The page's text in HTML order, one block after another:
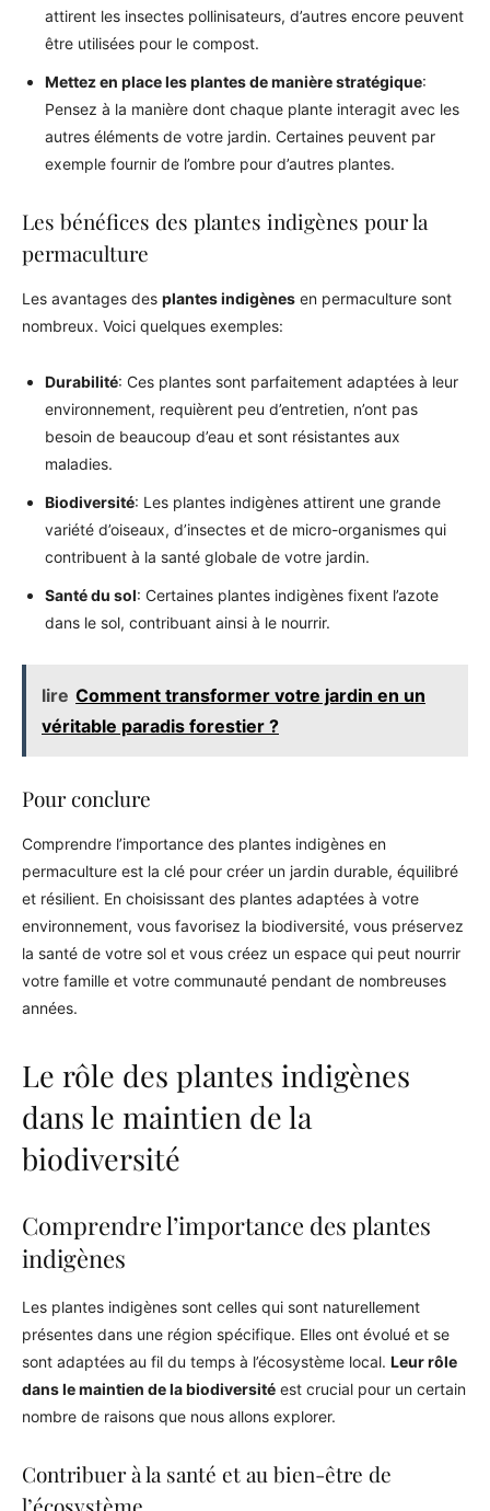
attirent les insectes pollinisateurs, d’autres encore peuvent
être utilisées pour le compost.
Mettez en place les plantes de manière stratégique:
Pensez à la manière dont chaque plante interagit avec les
autres éléments de votre jardin. Certaines peuvent par
exemple fournir de l’ombre pour d’autres plantes.
Les bénéfices des plantes indigènes pour la
permaculture
Les avantages des plantes indigènes en permaculture sont
nombreux. Voici quelques exemples:
Durabilité: Ces plantes sont parfaitement adaptées à leur
environnement, requièrent peu d’entretien, n’ont pas
besoin de beaucoup d’eau et sont résistantes aux
maladies.
Biodiversité: Les plantes indigènes attirent une grande
variété d’oiseaux, d’insectes et de micro-organismes qui
contribuent à la santé globale de votre jardin.
Santé du sol: Certaines plantes indigènes fixent l’azote
dans le sol, contribuant ainsi à le nourrir.
lire Comment transformer votre jardin en un
véritable paradis forestier ?
Pour conclure
Comprendre l’importance des plantes indigènes en
permaculture est la clé pour créer un jardin durable, équilibré
et résilient. En choisissant des plantes adaptées à votre
environnement, vous favorisez la biodiversité, vous préservez
la santé de votre sol et vous créez un espace qui peut nourrir
votre famille et votre communauté pendant de nombreuses
années.
Le rôle des plantes indigènes
dans le maintien de la
biodiversité
Comprendre l’importance des plantes
indigènes
Les plantes indigènes sont celles qui sont naturellement
présentes dans une région spécifique. Elles ont évolué et se
sont adaptées au fil du temps à l’écosystème local. Leur rôle
dans le maintien de la biodiversité est crucial pour un certain
nombre de raisons que nous allons explorer.
Contribuer à la santé et au bien-être de